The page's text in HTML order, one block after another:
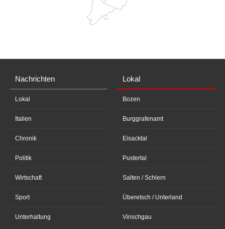
Nachrichten
Lokal
Italien
Chronik
Politik
Wirtschaft
Sport
Unterhaltung
Lokal
Bozen
Burggrafenamt
Eisacktal
Pustertal
Salten / Schlern
Überetsch / Unterland
Vinschgau